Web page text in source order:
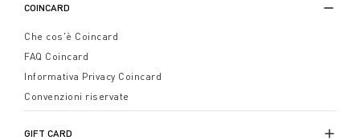
COINCARD
Che cos'è Coincard
FAQ Coincard
Informativa Privacy Coincard
Convenzioni riservate
GIFT CARD